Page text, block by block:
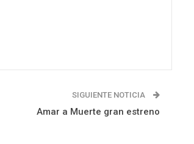
SIGUIENTE NOTICIA
Amar a Muerte gran estreno